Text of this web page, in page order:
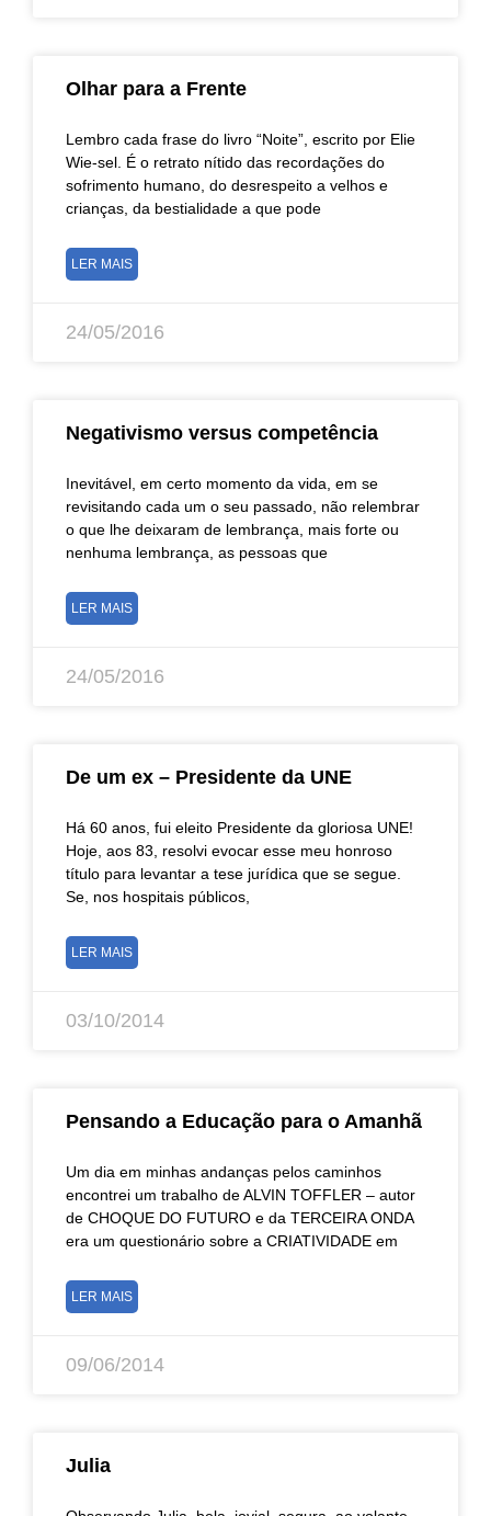
Olhar para a Frente
Lembro cada frase do livro “Noite”, escrito por Elie
Wie-sel. É o retrato nítido das recordações do
sofrimento humano, do desrespeito a velhos e
crianças, da bestialidade a que pode
LER MAIS
24/05/2016
Negativismo versus competência
Inevitável, em certo momento da vida, em se
revisitando cada um o seu passado, não relembrar
o que lhe deixaram de lembrança, mais forte ou
nenhuma lembrança, as pessoas que
LER MAIS
24/05/2016
De um ex – Presidente da UNE
Há 60 anos, fui eleito Presidente da gloriosa UNE!
Hoje, aos 83, resolvi evocar esse meu honroso
título para levantar a tese jurídica que se segue.
Se, nos hospitais públicos,
LER MAIS
03/10/2014
Pensando a Educação para o Amanhã
Um dia em minhas andanças pelos caminhos
encontrei um trabalho de ALVIN TOFFLER – autor
de CHOQUE DO FUTURO e da TERCEIRA ONDA
era um questionário sobre a CRIATIVIDADE em
LER MAIS
09/06/2014
Julia